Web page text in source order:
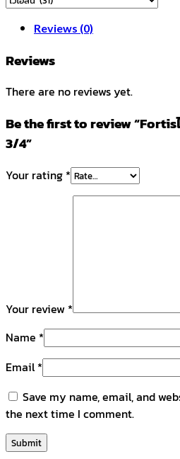
Reviews (0)
Reviews
There are no reviews yet.
Be the first to review “Fortis
3/4”
Your rating *
Your review *
Name *
Email*
Save my name, email, and
the next time I comment.